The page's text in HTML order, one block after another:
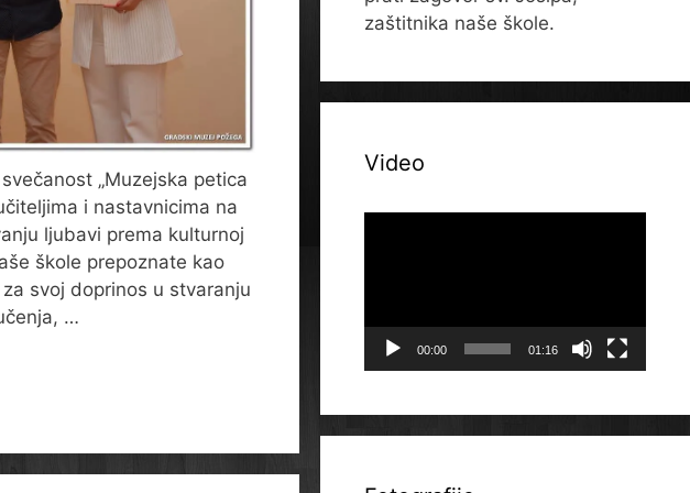
„Muzejska petica
i nastavnicima na
ljubavi prema kulturnoj
škole prepoznate kao
svoj doprinos u stvaranju
…
zaštitnika naše škole.
Video
00:00 01:16